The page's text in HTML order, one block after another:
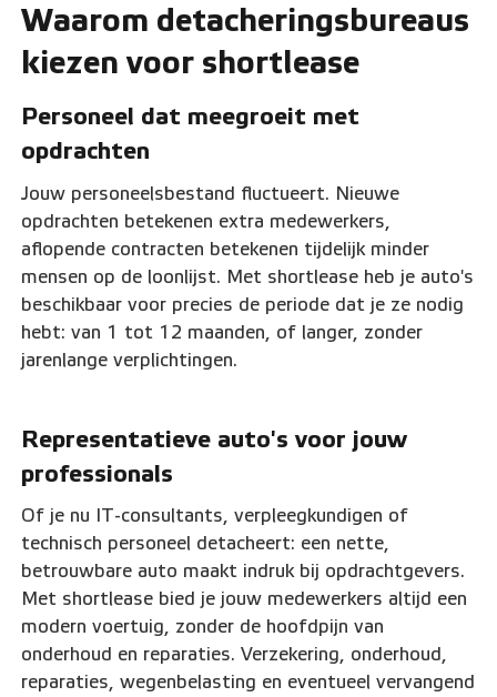
Waarom detacheringsbureaus
kiezen voor shortlease
Personeel dat meegroeit met
opdrachten
Jouw personeelsbestand fluctueert. Nieuwe
opdrachten betekenen extra medewerkers,
aflopende contracten betekenen tijdelijk minder
mensen op de loonlijst. Met shortlease heb je auto's
beschikbaar voor precies de periode dat je ze nodig
hebt: van 1 tot 12 maanden, of langer, zonder
jarenlange verplichtingen.
Representatieve auto's voor jouw
professionals
Of je nu IT-consultants, verpleegkundigen of
technisch personeel detacheert: een nette,
betrouwbare auto maakt indruk bij opdrachtgevers.
Met shortlease bied je jouw medewerkers altijd een
modern voertuig, zonder de hoofdpijn van
onderhoud en reparaties. Verzekering, onderhoud,
reparaties, wegenbelasting en eventueel vervangend